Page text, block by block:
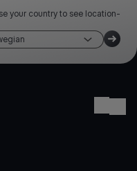
your country to see location-